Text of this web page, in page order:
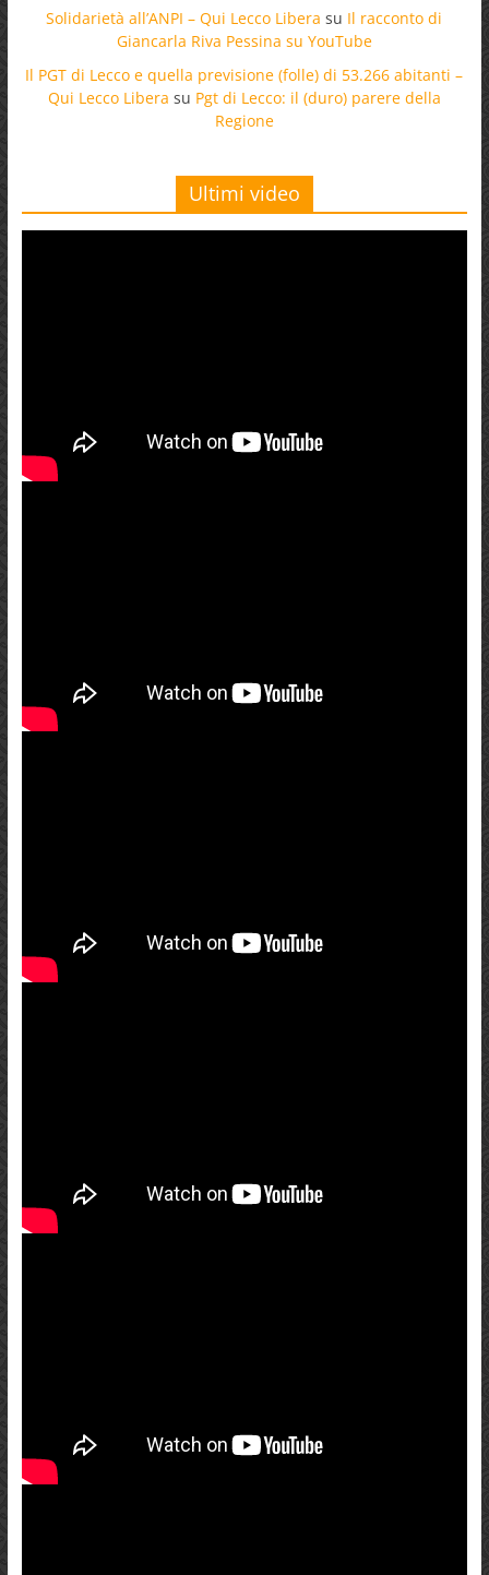
Solidarietà all’ANPI – Qui Lecco Libera su Il racconto di
Giancarla Riva Pessina su YouTube
Il PGT di Lecco e quella previsione (folle) di 53.266 abitanti –
Qui Lecco Libera su Pgt di Lecco: il (duro) parere della
Regione
Ultimi video